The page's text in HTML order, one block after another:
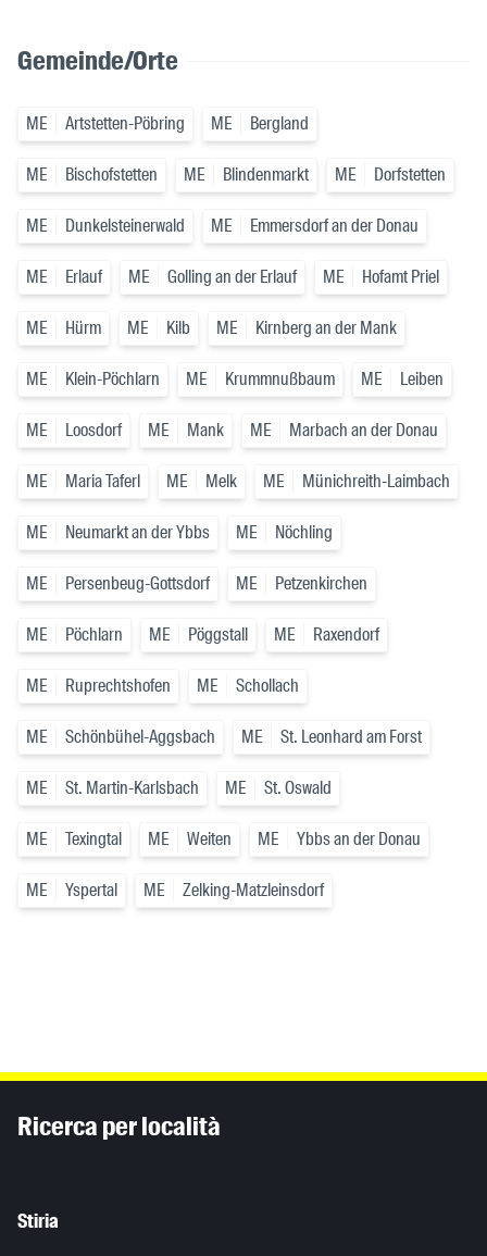
Gemeinde/Orte
ME Artstetten-Pöbring ME Bergland
ME Bischofstetten ME Blindenmarkt ME Dorfstetten
ME Dunkelsteinerwald ME Emmersdorf an der Donau
ME Erlauf ME Golling an der Erlauf ME Hofamt Priel
ME Hürm ME Kilb ME Kirnberg an der Mank
ME Klein-Pöchlarn ME Krummnußbaum ME Leiben
ME Loosdorf ME Mank ME Marbach an der Donau
ME Maria Taferl ME Melk ME Münichreith-Laimbach
ME Neumarkt an der Ybbs ME Nöchling
ME Persenbeug-Gottsdorf ME Petzenkirchen
ME Pöchlarn ME Pöggstall ME Raxendorf
ME Ruprechtshofen ME Schollach
ME Schönbühel-Aggsbach ME St. Leonhard am Forst
ME St. Martin-Karlsbach ME St. Oswald
ME Texingtal ME Weiten ME Ybbs an der Donau
ME Yspertal ME Zelking-Matzleinsdorf
Ricerca per località
Stiria